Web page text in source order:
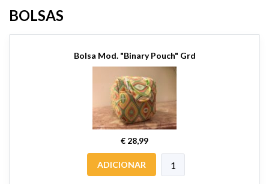
BOLSAS
Bolsa Mod. "Binary Pouch" Grd
€ 28,99
ADICIONAR